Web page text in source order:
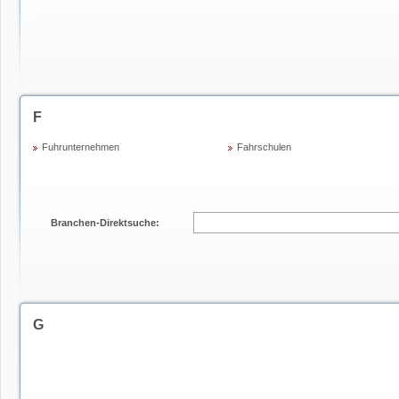
F
Fuhrunternehmen Fahrschulen
Branchen-Direktsuche:
G